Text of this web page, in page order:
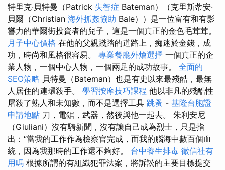
特里克·貝特曼（Patrick 失智症 Bateman）（克里斯蒂安·
貝爾（Christian 海外抓姦協助 Bale））是一位富有和有影
響力的華爾街投資者的兒子，這是一個真正的金色毛茸茸。
月子中心價格 在他的父親踐踏的道路上，痴迷於金錢，成
功，時尚和風格很容易。 專業餐廳外燴選擇 一個真正的企
業人物，一個中心人物，一個兩足的成功故事。 全面的
SEO策略 貝特曼（Bateman）也是有史以來最殘酷，最無
人居住的連環殺手。 學習按摩技巧課程 他以非凡的殘酷性
屠殺了熟人和未知數，而不是選擇工具 跳蚤 - 基隆台胞證
申請地點 刀，電鋸，武器，然後與他一起去。 朱利安尼
（Giuliani）沒有騎新聞，沒有讓自己成為烈士，只是指
出：“當我的工作作為檢察官完成，而我的腦海中數百個血
統，因為我那時的工作還不夠好。 台中養生排毒 徵信社有
用嗎 根據所謂的有組織犯罪法案，將訴訟的主要目標提交